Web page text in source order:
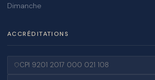
Dimanche
ACCRÉDITATIONS
CPI 9201 2017 000 021 108